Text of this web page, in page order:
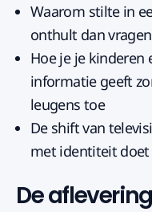
Waarom stilte in
onthult dan vragen
Hoe je je kinderen
informatie geeft
leugens toe
De shift van
met identiteit doet
De